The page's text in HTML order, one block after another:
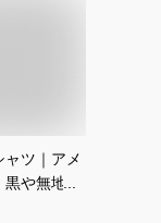
ャツ｜アメ
や無地な